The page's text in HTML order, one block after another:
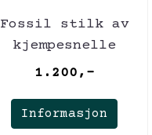
Fossil stilk av
kjempesnelle
(Equisetales)
1.200,-
Informasjon